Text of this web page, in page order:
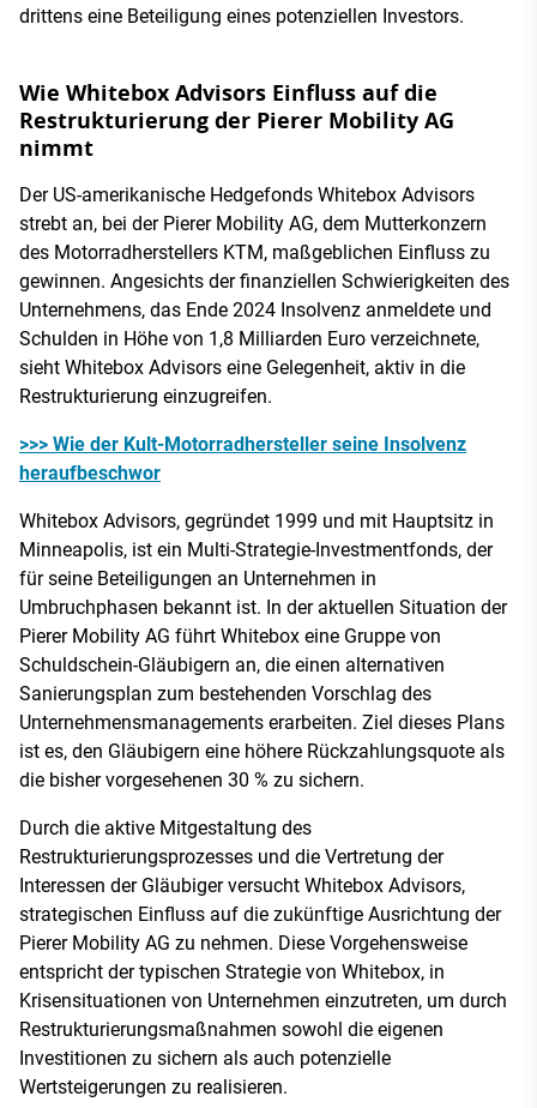
drittens eine Beteiligung eines potenziellen Investors.
Wie Whitebox Advisors Einfluss auf die
Restrukturierung der Pierer Mobility AG
nimmt
Der US-amerikanische Hedgefonds Whitebox Advisors
strebt an, bei der Pierer Mobility AG, dem Mutterkonzern
des Motorradherstellers KTM, maßgeblichen Einfluss zu
gewinnen. Angesichts der finanziellen Schwierigkeiten des
Unternehmens, das Ende 2024 Insolvenz anmeldete und
Schulden in Höhe von 1,8 Milliarden Euro verzeichnete,
sieht Whitebox Advisors eine Gelegenheit, aktiv in die
Restrukturierung einzugreifen.
>>> Wie der Kult-Motorradhersteller seine Insolvenz
heraufbeschwor
Whitebox Advisors, gegründet 1999 und mit Hauptsitz in
Minneapolis, ist ein Multi-Strategie-Investmentfonds, der
für seine Beteiligungen an Unternehmen in
Umbruchphasen bekannt ist. In der aktuellen Situation der
Pierer Mobility AG führt Whitebox eine Gruppe von
Schuldschein-Gläubigern an, die einen alternativen
Sanierungsplan zum bestehenden Vorschlag des
Unternehmensmanagements erarbeiten. Ziel dieses Plans
ist es, den Gläubigern eine höhere Rückzahlungsquote als
die bisher vorgesehenen 30 % zu sichern.
Durch die aktive Mitgestaltung des
Restrukturierungsprozesses und die Vertretung der
Interessen der Gläubiger versucht Whitebox Advisors,
strategischen Einfluss auf die zukünftige Ausrichtung der
Pierer Mobility AG zu nehmen. Diese Vorgehensweise
entspricht der typischen Strategie von Whitebox, in
Krisensituationen von Unternehmen einzutreten, um durch
Restrukturierungsmaßnahmen sowohl die eigenen
Investitionen zu sichern als auch potenzielle
Wertsteigerungen zu realisieren.